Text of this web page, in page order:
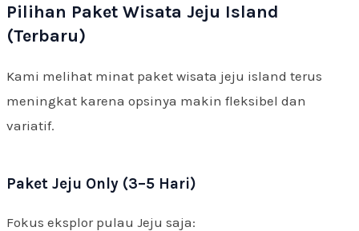
Pilihan Paket Wisata Jeju Island
(Terbaru)
Kami melihat minat paket wisata jeju island terus
meningkat karena opsinya makin fleksibel dan
variatif.
Paket Jeju Only (3–5 Hari)
Fokus eksplor pulau Jeju saja: